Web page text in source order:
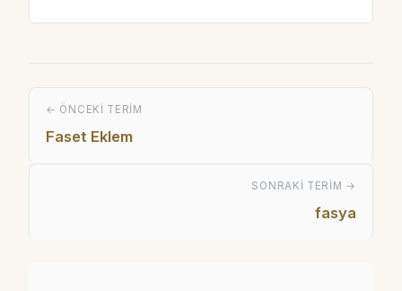
← ÖNCEKI TERIM
Faset Eklem
SONRAKI TERIM →
fasya